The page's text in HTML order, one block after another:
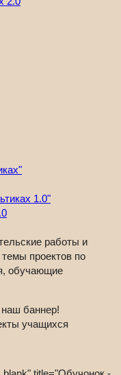
1.0"
работы и
проектов по
обучающие
баннер!